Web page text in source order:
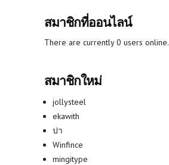
สมาชิกที่ออนไลน์
There are currently 0 users online.
สมาชิกใหม่
jollysteel
ekawith
ปา
Winfince
mingitype